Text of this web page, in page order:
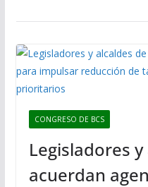
CONGRESO DE BCS
Legisladores y
acuerdan